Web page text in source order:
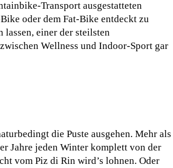
Transport ausgestatteten
oder dem Fat-Bike entdeckt zu
lassen, einer der steilsten
Wellness und Indoor-Sport gar
die Puste ausgehen. Mehr als
Jahre jeden Winter komplett von der
vom Piz di Rin wird’s lohnen. Oder